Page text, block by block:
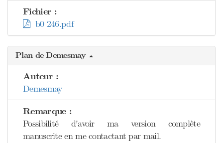
Fichier :
b0 246.pdf
Plan de Demesmay
Auteur :
Demesmay
Remarque :
Possibilité d'avoir ma version complète
manuscrite en me contactant par mail.